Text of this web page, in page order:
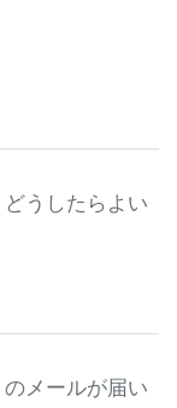
うしたらよい
のメールが届い